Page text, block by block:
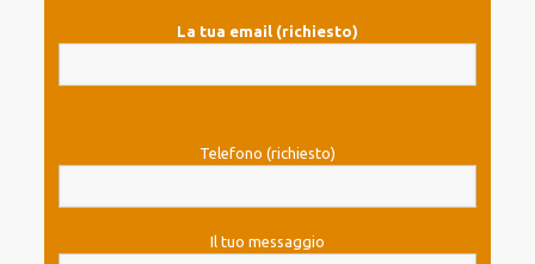
La tua email (richiesto)
Telefono (richiesto)
Il tuo messaggio